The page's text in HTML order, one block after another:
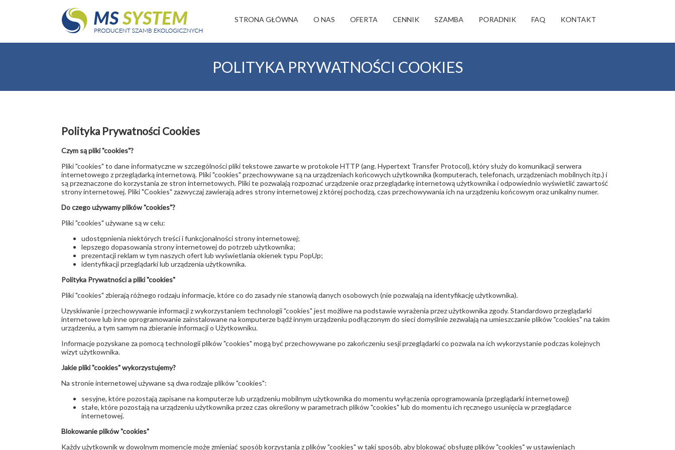
STRONA GŁÓWNA O NAS OFERTA CENNIK SZAMBA PORADNIK FAQ KONTAKT
POLITYKA PRYWATNOŚCI COOKIES
Polityka Prywatności Cookies
Czym są pliki "cookies"?
Pliki "cookies" to dane informatyczne w szczególności pliki tekstowe zawarte w protokole HTTP (ang. Hypertext Transfer Protocol), który służy do komunikacji serwera
internetowego z przeglądarką internetową. Pliki "cookies" przechowywane są na urządzeniach końcowych użytkownika (komputerach, telefonach, urządzeniach mobilnych itp.) i
są przeznaczone do korzystania ze stron internetowych. Pliki te pozwalają rozpoznać urządzenie oraz przeglądarkę internetową użytkownika i odpowiednio wyświetlić zawartość
strony internetowej. Pliki "Cookies" zazwyczaj zawierają adres strony internetowej z której pochodzą, czas przechowywania ich na urządzeniu końcowym oraz unikalny numer.
Do czego używamy plików "cookies"?
Pliki "cookies" używane są w celu:
udostępnienia niektórych treści i funkcjonalności strony internetowej;
lepszego dopasowania strony internetowej do potrzeb użytkownika;
prezentacji reklam w tym naszych ofert lub wyświetlania okienek typu PopUp;
identyfikacji przeglądarki lub urządzenia użytkownika.
Polityka Prywatności a pliki "cookies"
Pliki "cookies" zbierają różnego rodzaju informacje, które co do zasady nie stanowią danych osobowych (nie pozwalają na identyfikację użytkownika).
Uzyskiwanie i przechowywanie informacji z wykorzystaniem technologii "cookies" jest możliwe na podstawie wyrażenia przez użytkownika zgody. Standardowo przeglądarki
internetowe lub inne oprogramowanie zainstalowane na komputerze bądź innym urządzeniu podłączonym do sieci domyślnie zezwalają na umieszczanie plików "cookies" na takim
urządzeniu, a tym samym na zbieranie informacji o Użytkowniku.
Informacje pozyskane za pomocą technologii plików "cookies" mogą być przechowywane po zakończeniu sesji przeglądarki co pozwala na ich wykorzystanie podczas kolejnych
wizyt użytkownika.
Jakie pliki "cookies" wykorzystujemy?
Na stronie internetowej używane są dwa rodzaje plików "cookies":
sesyjne, które pozostają zapisane na komputerze lub urządzeniu mobilnym użytkownika do momentu wyłączenia oprogramowania (przeglądarki internetowej)
stałe, które pozostają na urządzeniu użytkownika przez czas określony w parametrach plików "cookies" lub do momentu ich ręcznego usunięcia w przeglądarce
internetowej.
Blokowanie plików "cookies"
Każdy użytkownik w dowolnym momencie może zmieniać sposób korzystania z plików "cookies" w taki sposób, aby blokować obsługę plików "cookies" w ustawieniach